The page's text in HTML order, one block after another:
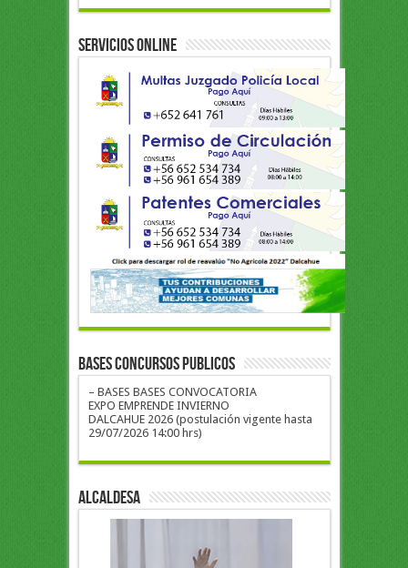
Servicios Online
BASES CONCURSOS PUBLICOS
– BASES BASES CONVOCATORIA
EXPO EMPRENDE INVIERNO
DALCAHUE 2026 (postulación vigente hasta
29/07/2026 14:00 hrs)
ALCALDESA